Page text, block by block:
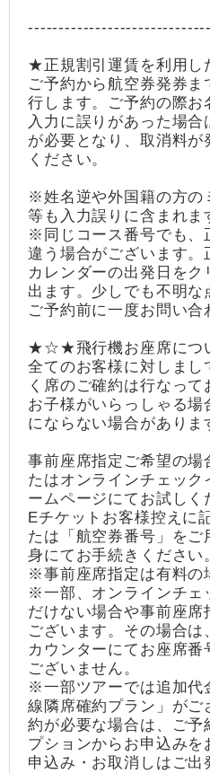
★正規割引運賃を利用
ご予約から航空券発券
行します。ご予約の際
入力に誤りがあった場
が必要となり、取消料
ください。
※姓名逆や外国籍の方の
等も入力誤りに含まれま
※同じコース番号でも、
違う場合がございます。
カレンダーの出発日を
出ます。少しでも不明な
ご予約前に一度お問い合
★☆★飛行機お座席に
全てのお客様に対しまし
く席のご確約は行なって
お子様がいらっしゃる
にならない場合がありま
事前座席指定ご希望の場
たはオンラインチェッ
ームページにてお試しく
Eチケットお客様控えに
たは「航空券番号」をご
身にてお手続きください
※事前座席指定は有料の
※一部、オンラインチェ
だけない場合や事前座
ございます。その場合
カウンターにてお座席番
ございません。
※一部ツアーでは追加代
線隣席確約プラン」がご
約が必要な場合は、ご予
プションからお申込み
申込み・お取消しはご出